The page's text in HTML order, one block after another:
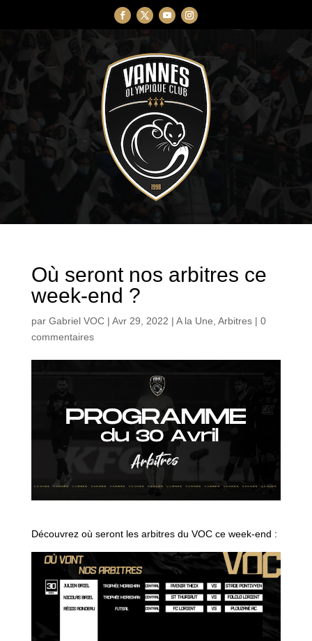
Où seront nos arbitres ce
week-end ?
par Gabriel VOC| Avr 29, 2022 | A la Une, Arbitres| 0
commentaires
Découvrez où seront les arbitres du VOC ce week-end :